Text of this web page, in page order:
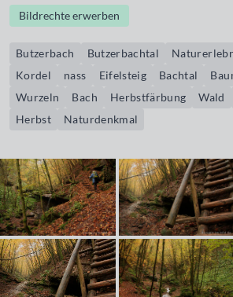
Bildrechte erwerben
Butzerbach Butzerbachtal
Kordel
nass Eifelsteig Bachtal
Wurzeln
Bach Herbstfärbung Wald
Herbst
Naturdenkmal